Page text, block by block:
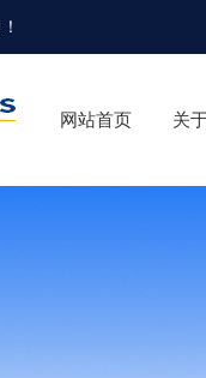
！
网站首页 关